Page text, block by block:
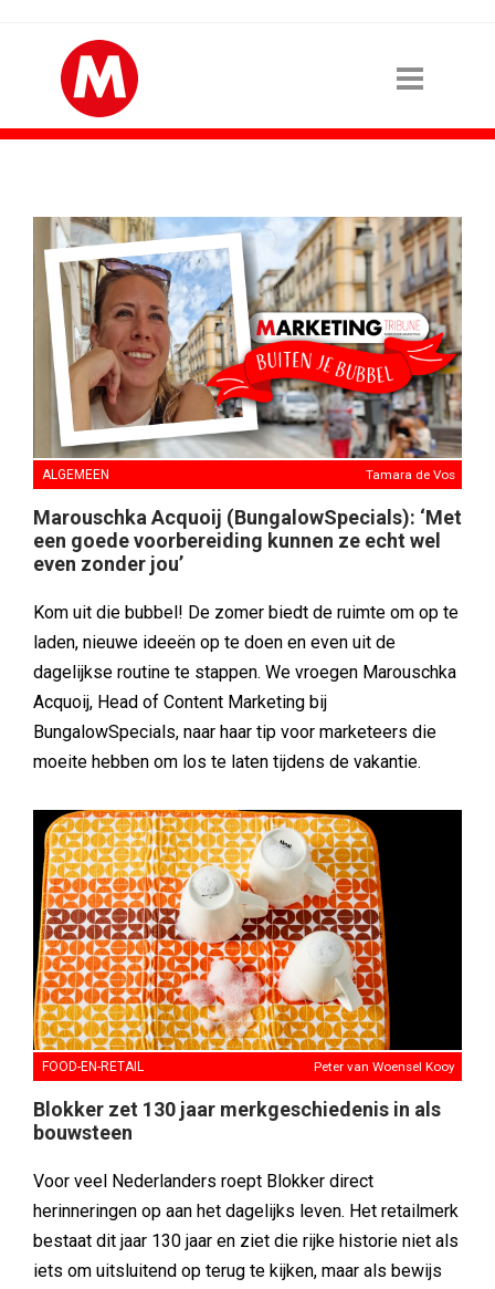
ALGEMEEN Tamara de Vos
Marouschka Acquoij (BungalowSpecials): ‘Met
een goede voorbereiding kunnen ze echt wel
even zonder jou’
Kom uit die bubbel! De zomer biedt de ruimte om op te
laden, nieuwe ideeën op te doen en even uit de
dagelijkse routine te stappen. We vroegen Marouschka
Acquoij, Head of Content Marketing bij
BungalowSpecials, naar haar tip voor marketeers die
moeite hebben om los te laten tijdens de vakantie.
FOOD-EN-RETAIL Peter van Woensel Kooy
Blokker zet 130 jaar merkgeschiedenis in als
bouwsteen
Voor veel Nederlanders roept Blokker direct
herinneringen op aan het dagelijks leven. Het retailmerk
bestaat dit jaar 130 jaar en ziet die rijke historie niet als
iets om uitsluitend op terug te kijken, maar als bewijs